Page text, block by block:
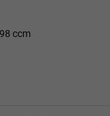
ccm